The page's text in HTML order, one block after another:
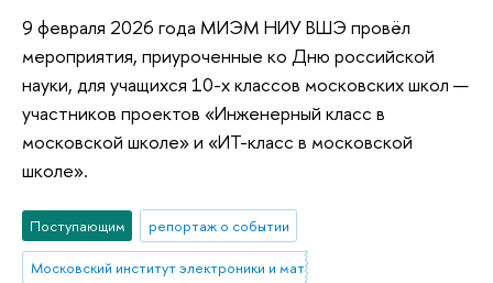
9 февраля 2026 года МИЭМ НИУ ВШЭ провёл
мероприятия, приуроченные ко Дню российской
науки, для учащихся 10-х классов московских школ —
участников проектов «Инженерный класс в
московской школе» и «ИТ-класс в московской
школе».
Поступающим репортаж о событии
Московский институт электроники и математики им. А.Н. Тихонова